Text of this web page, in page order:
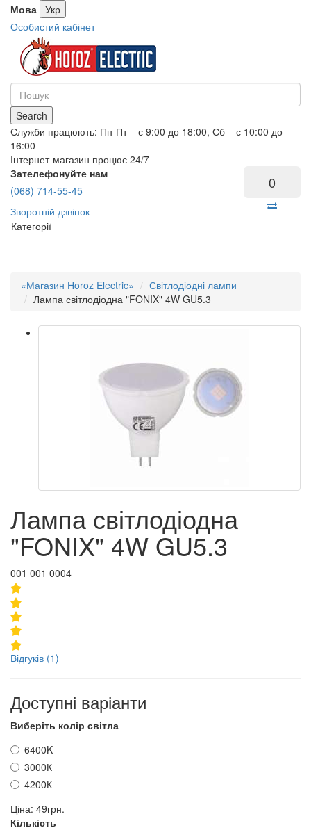
Мова Укр
Особистий кабінет
Search
Служби працюють: Пн-Пт – с 9:00 до 18:00, Сб – с 10:00 до
16:00
Інтернет-магазин процює 24/7
Зателефонуйте нам
(068) 714-55-45
Зворотній дзвінок
0
Категорії
«Магазин Horoz Electric»
Світлодіодні лампи
Лампа світлодіодна "FONIX" 4W GU5.3
Лампа світлодіодна
"FONIX" 4W GU5.3
001 001 0004
Відгуків (1)
Доступні варіанти
Виберіть колір світла
6400K
3000К
4200К
Ціна: 49грн.
Кількість